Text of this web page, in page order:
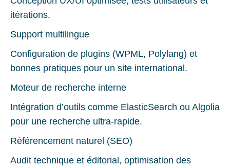
itérations.
Support multilingue
Configuration de plugins (WPML, Polylang) et
bonnes pratiques pour un site international.
Moteur de recherche interne
Intégration d’outils comme ElasticSearch ou Algolia
pour une recherche ultra-rapide.
Référencement naturel (SEO)
Audit technique et éditorial, optimisation des